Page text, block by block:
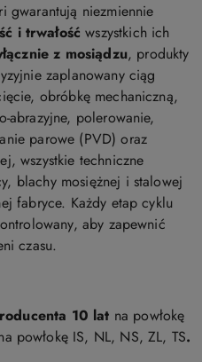
gwarantują niezmiennie
i trwałość wszystkich ich
z mosiądzu, produkty
zaplanowany ciąg
obróbkę mechaniczną,
abrazyjne, polerowanie,
parowe (PVD) oraz
wszystkie techniczne
blachy mosiężnej i stalowej
fabryce. Każdy etap cyklu
aby zapewnić
czasu.
10 lat na powłokę
powłokę IS, NL, NS, ZL, TS.